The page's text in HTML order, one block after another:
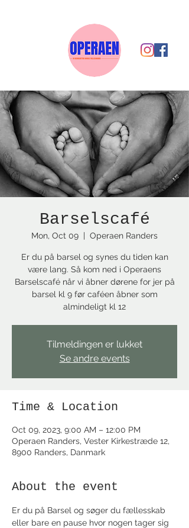
Barselscafé
Mon, Oct 09
  |
Operaen Randers
Er du på barsel og synes du tiden kan
være lang. Så kom ned i Operaens
Barselscafé når vi åbner dørene for jer på
barsel kl 9 før caféen åbner som
almindeligt kl 12
Tilmeldingen er lukket
Se andre events
Time & Location
Oct 09, 2023, 9:00 AM – 12:00 PM
Operaen Randers, Vester Kirkestræde 12,
8900 Randers, Danmark
About the event
Er du på Barsel og søger du fællesskab
eller bare en pause hvor nogen tager sig